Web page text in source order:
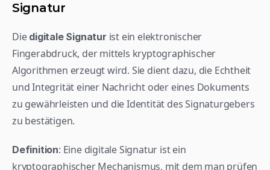
Signatur
Die digitale Signatur ist ein elektronischer
Fingerabdruck, der mittels kryptographischer
Algorithmen erzeugt wird. Sie dient dazu, die Echtheit
und Integrität einer Nachricht oder eines Dokuments
zu gewährleisten und die Identität des Signaturgebers
zu bestätigen.
Definition: Eine digitale Signatur ist ein
kryptographischer Mechanismus, mit dem man prüfen